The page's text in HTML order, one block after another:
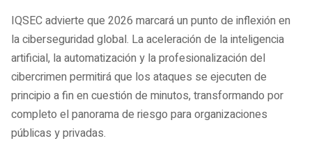
IQSEC advierte que 2026 marcará un punto de inflexión en
la ciberseguridad global. La aceleración de la inteligencia
artificial, la automatización y la profesionalización del
cibercrimen permitirá que los ataques se ejecuten de
principio a fin en cuestión de minutos, transformando por
completo el panorama de riesgo para organizaciones
públicas y privadas.